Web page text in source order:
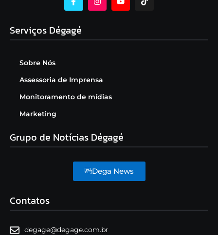
Serviços Dégagé
Sobre Nós
Assessoria de Imprensa
Monitoramento de mídias
Marketing
Grupo de Notícias Dégagé
Dega News
Contatos
degage@degage.com.br